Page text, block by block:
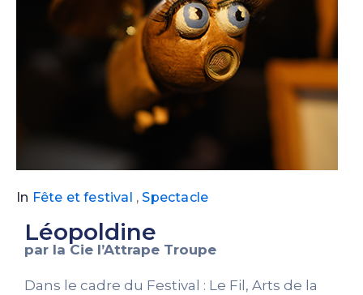
In Fête et festival ,Spectacle
Léopoldine
par la Cie l’Attrape Troupe
Dans le cadre du Festival : Le Fil, Arts de la